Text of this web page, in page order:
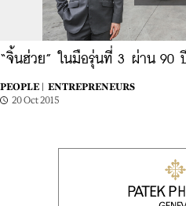
“จิ้นฮ่วย” ในมือรุ่นที่ 3 ผ่าน 90
PEOPLE |
ENTREPRENEURS
20 Oct 2015